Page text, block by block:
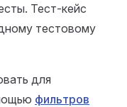
Тест-кейс
тестовому
для
фильтров